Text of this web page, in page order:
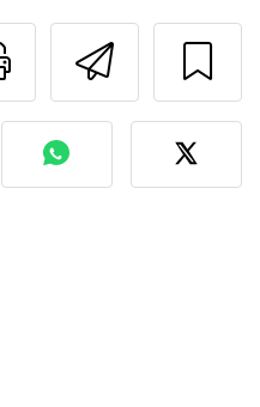
Imprimer
une
photo de